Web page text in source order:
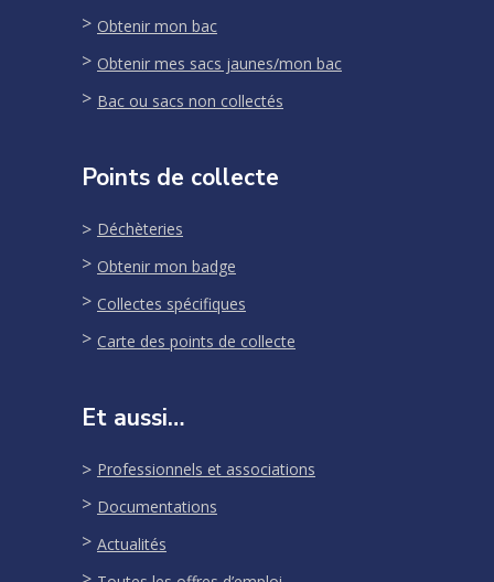
Obtenir mon bac
Obtenir mes sacs jaunes/mon bac
Bac ou sacs non collectés
Points de collecte
Déchèteries
Obtenir mon badge
Collectes spécifiques
Carte des points de collecte
Et aussi…
Professionnels et associations
Documentations
Actualités